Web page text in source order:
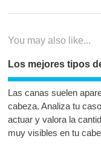
You may also like...
Los mejores tipos
Las canas suelen
cabeza. Analiza tu
actuar y valora la
muy visibles en tu